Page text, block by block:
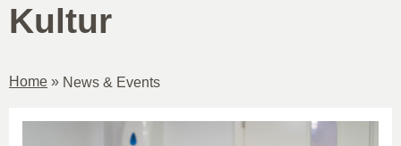
Kultur
Home » News & Events